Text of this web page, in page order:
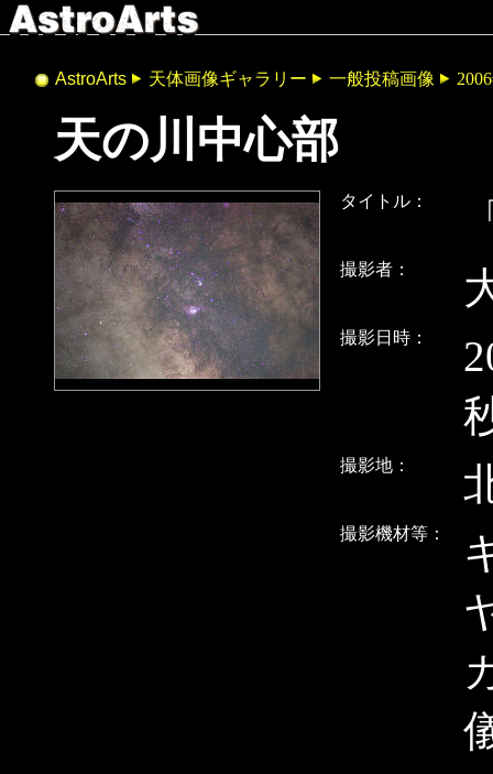
AstroArts 天体画像ギャラリー 一般投稿画像
天の川中心部
タイトル：
撮影者：
撮影日時：
撮影地：
撮影機材等：